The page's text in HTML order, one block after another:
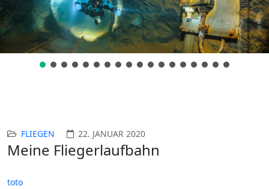
FLIEGEN 22. JANUAR 2020
Meine Fliegerlaufbahn
toto